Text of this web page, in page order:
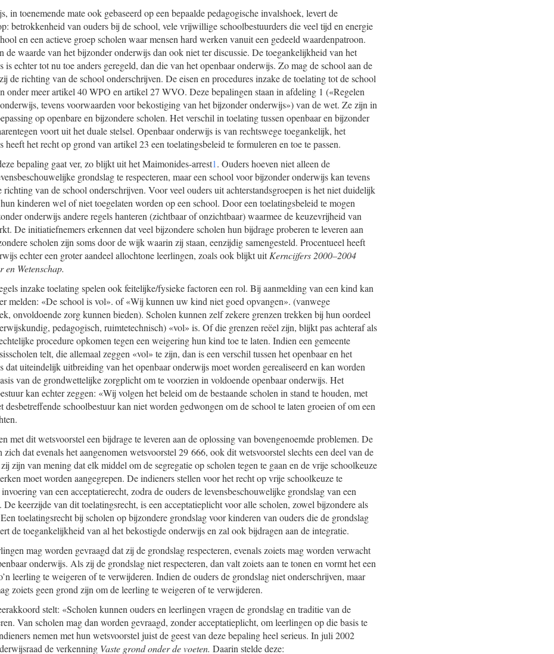
in toenemende mate ook gebaseerd op een bepaalde pedagogische invalshoek, levert de
betrokkenheid van ouders bij de school, vele vrijwillige schoolbestuurders die veel tijd en energie
en een actieve groep scholen waar mensen hard werken vanuit een gedeeld waardenpatroon.
de waarde van het bijzonder onderwijs dan ook niet ter discussie. De toegankelijkheid van het
is echter tot nu toe anders geregeld, dan die van het openbaar onderwijs. Zo mag de school aan de
de richting van de school onderschrijven. De eisen en procedures inzake de toelating tot de school
onder meer artikel 40 WPO en artikel 27 WVO. Deze bepalingen staan in afdeling 1 («Regelen
tevens voorwaarden voor bekostiging van het bijzonder onderwijs») van de wet. Ze zijn in
op openbare en bijzondere scholen. Het verschil in toelating tussen openbaar en bijzonder
voort uit het duale stelsel. Openbaar onderwijs is van rechtswege toegankelijk, het
heeft het recht op grond van artikel 23 een toelatingsbeleid te formuleren en toe te passen.
bepaling gaat ver, zo blijkt uit het Maimonides-arrest1. Ouders hoeven niet alleen de
grondslag te respecteren, maar een school voor bijzonder onderwijs kan tevens
richting van de school onderschrijven. Voor veel ouders uit achterstandsgroepen is het niet duidelijk
kinderen wel of niet toegelaten worden op een school. Door een toelatingsbeleid te mogen
onderwijs andere regels hanteren (zichtbaar of onzichtbaar) waarmee de keuzevrijheid van
De initiatiefnemers erkennen dat veel bijzondere scholen hun bijdrage proberen te leveren aan
scholen zijn soms door de wijk waarin zij staan, eenzijdig samengesteld. Procentueel heeft
echter een groter aandeel allochtone leerlingen, zoals ook blijkt uitKerncijfers 2000–2004
Wetenschap.
inzake toelating spelen ook feitelijke/fysieke factoren een rol. Bij aanmelding van een kind kan
melden: «De school is vol». of «Wij kunnen uw kind niet goed opvangen». (vanwege
onvoldoende zorg kunnen bieden). Scholen kunnen zelf zekere grenzen trekken bij hun oordeel
pedagogisch, ruimtetechnisch) «vol» is. Of die grenzen reëel zijn, blijkt pas achteraf als
procedure opkomen tegen een weigering hun kind toe te laten. Indien een gemeente
telt, die allemaal zeggen «vol» te zijn, dan is een verschil tussen het openbaar en het
dat uiteindelijk uitbreiding van het openbaar onderwijs moet worden gerealiseerd en kan worden
van de grondwettelijke zorgplicht om te voorzien in voldoende openbaar onderwijs. Het
kan echter zeggen: «Wij volgen het beleid om de bestaande scholen in stand te houden, met
desbetreffende schoolbestuur kan niet worden gedwongen om de school te laten groeien of om een
met dit wetsvoorstel een bijdrage te leveren aan de oplossing van bovengenoemde problemen. De
zich dat evenals het aangenomen wetsvoorstel 29 666, ook dit wetsvoorstel slechts een deel van de
zijn van mening dat elk middel om de segregatie op scholen tegen te gaan en de vrije schoolkeuze
moet worden aangegrepen. De indieners stellen voor het recht op vrije schoolkeuze te
van een acceptatierecht, zodra de ouders de levensbeschouwelijke grondslag van een
De keerzijde van dit toelatingsrecht, is een acceptatieplicht voor alle scholen, zowel bijzondere als
toelatingsrecht bij scholen op bijzondere grondslag voor kinderen van ouders die de grondslag
de toegankelijkheid van al het bekostigde onderwijs en zal ook bijdragen aan de integratie.
mag worden gevraagd dat zij de grondslag respecteren, evenals zoiets mag worden verwacht
onderwijs. Als zij de grondslag niet respecteren, dan valt zoiets aan te tonen en vormt het een
leerling te weigeren of te verwijderen. Indien de ouders de grondslag niet onderschrijven, maar
zoiets geen grond zijn om de leerling te weigeren of te verwijderen.
stelt: «Scholen kunnen ouders en leerlingen vragen de grondslag en traditie van de
Van scholen mag dan worden gevraagd, zonder acceptatieplicht, om leerlingen op die basis te
nemen met hun wetsvoorstel juist de geest van deze bepaling heel serieus. In juli 2002
de verkenning Vaste grond onder de voeten. Daarin stelde deze: